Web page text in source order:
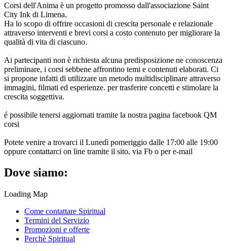
Corsi dell'Anima è un progetto promosso dall'associazione Saint
City Ink di Limena.
Ha lo scopo di offrire occasioni di crescita personale e relazionale
attraverso interventi e brevi corsi a costo contenuto per migliorare la
qualità di vita di ciascuno.
Ai partecipanti non è richiesta alcuna predisposizione ne conoscenza
preliminare, i corsi sebbene affrontino temi e contenuti elaborati. Ci
si propone infatti di utilizzare un metodo multidisciplinare attraverso
immagini, filmati ed esperienze. per trasferire concetti e stimolare la
crescita soggettiva.
é possibile tenersi aggiornati tramite la nostra pagina facebook QM
corsi
Potete venire a trovarci il Lunedì pomeriggio dalle 17:00 alle 19:00
oppure contattarci on line tramite il sito, via Fb o per e-mail
Dove siamo:
Loading Map
Come contattare Spiritual
Termini del Servizio
Promozioni e offerte
Perchè Spiritual